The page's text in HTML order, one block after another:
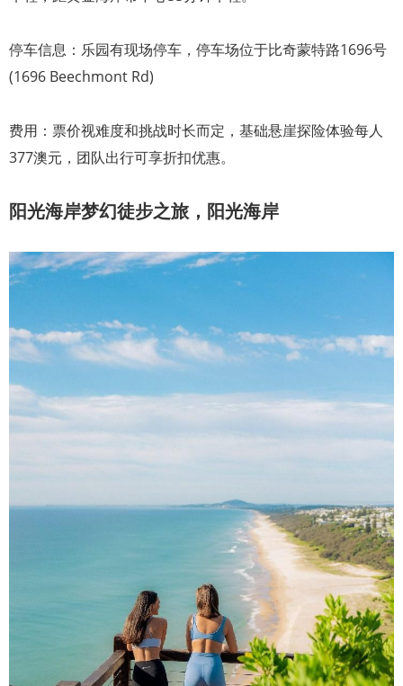
停车信息：乐园有现场停车，停车场位于比奇蒙特路1696号
(1696 Beechmont Rd)
费用：票价视难度和挑战时长而定，基础悬崖探险体验每人
377澳元，团队出行可享折扣优惠。
阳光海岸梦幻徒步之旅，阳光海岸